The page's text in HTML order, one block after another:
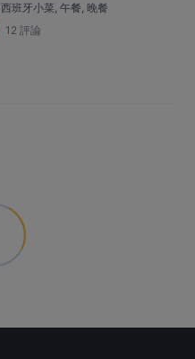
西班牙小菜, 午餐, 晚餐
12 評論